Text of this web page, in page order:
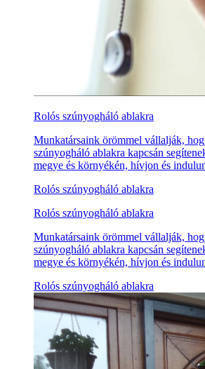
Rolós szúnyogháló ablakra
Munkatársaink örömmel vállalják,
szúnyogháló ablakra kapcsán
megye és környékén, hívjon és
Rolós szúnyogháló ablakra
Rolós szúnyogháló ablakra
Munkatársaink örömmel vállalják,
szúnyogháló ablakra kapcsán
megye és környékén, hívjon és
Rolós szúnyogháló ablakra